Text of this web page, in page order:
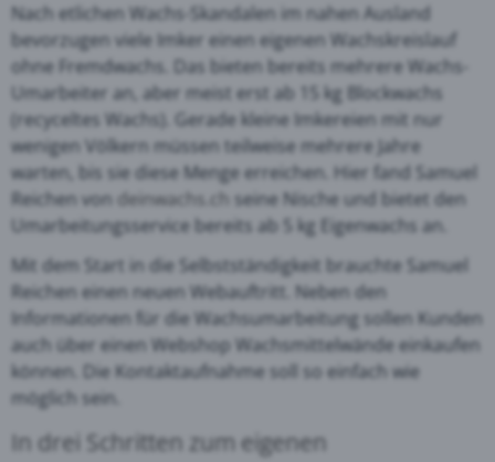
Nach etlichen Wachs-Skandalen im nahen Ausland
bevorzugen viele Imker einen eigenen Wachskreislauf
ohne Fremdwachs. Das bieten bereits mehrere Wachs-
Umarbeiter an, aber meist erst ab 15 kg Blockwachs
(recyceltes Wachs). Gerade kleine Imkereien mit nur
wenigen Völkern müssen teilweise mehrere Jahre
warten, bis sie diese Menge erreichen. Hier fand Samuel
Reichen von deinwachs.ch seine Nische und bietet den
Umarbeitungsservice bereits ab 5 kg Eigenwachs an.
Mit dem Start in die Selbstständigkeit brauchte Samuel
Reichen einen neuen Webauftritt. Neben den
Informationen für die Wachsumarbeitung sollen Kunden
auch über einen Webshop Wachsmittelwände einkaufen
können. Die Kontaktaufnahme soll so einfach wie
möglich sein.
In drei Schritten zum eigenen